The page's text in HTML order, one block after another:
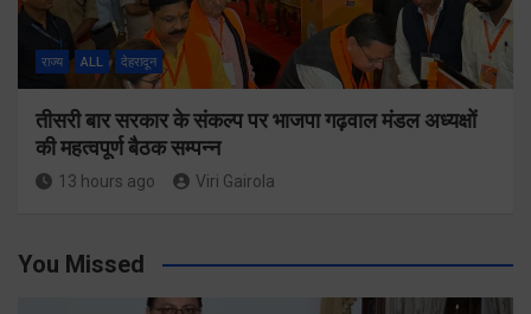
राज्य ALL देहरादून
तीसरी बार सरकार के संकल्प पर भाजपा गढ़वाल मंडल अध्यक्षों
की महत्वपूर्ण बैठक सम्पन्न
13 hours ago Viri Gairola
You Missed